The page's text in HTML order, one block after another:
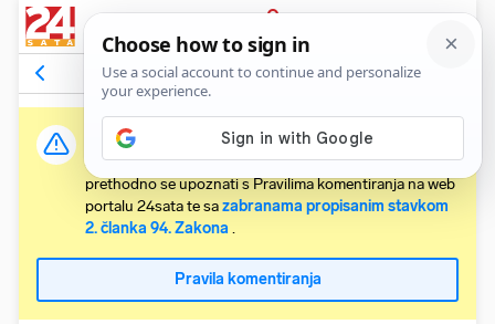
PRIJAVA
Komentari Relevantni
Važna obavijest:
Svaki korisnik koji želi komentirati članke obvezan je
prethodno se upoznati s Pravilima komentiranja na web
portalu 24sata te sazabranama propisanim stavkom
2. članka 94. Zakona .
Pravila komentiranja